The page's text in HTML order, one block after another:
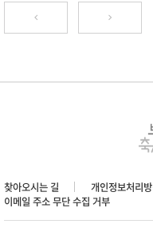
찾아오시는 길 개인정보처리
이메일 주소 무단 수집 거부